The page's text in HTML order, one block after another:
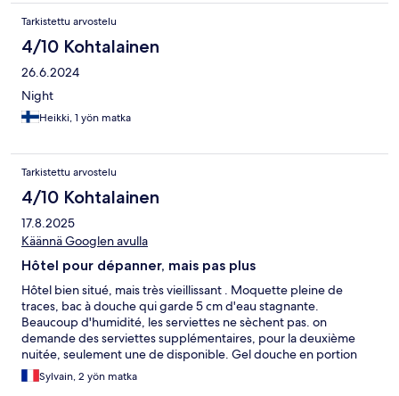
Tarkistettu arvostelu
4/10 Kohtalainen
26.6.2024
Night
Heikki, 1 yön matka
Tarkistettu arvostelu
4/10 Kohtalainen
17.8.2025
Käännä Googlen avulla
Hôtel pour dépanner, mais pas plus
Hôtel bien situé, mais très vieillissant . Moquette pleine de
traces, bac à douche qui garde 5 cm d'eau stagnante.
Beaucoup d'humidité, les serviettes ne sèchent pas. on
demande des serviettes supplémentaires, pour la deuxième
nuitée, seulement une de disponible. Gel douche en portion
sachet de ketchup, un par personne... pour 2 jour. housse de
couette pour taille hobbit Bref cher pour le service rendu
Sylvain, 2 yön matka